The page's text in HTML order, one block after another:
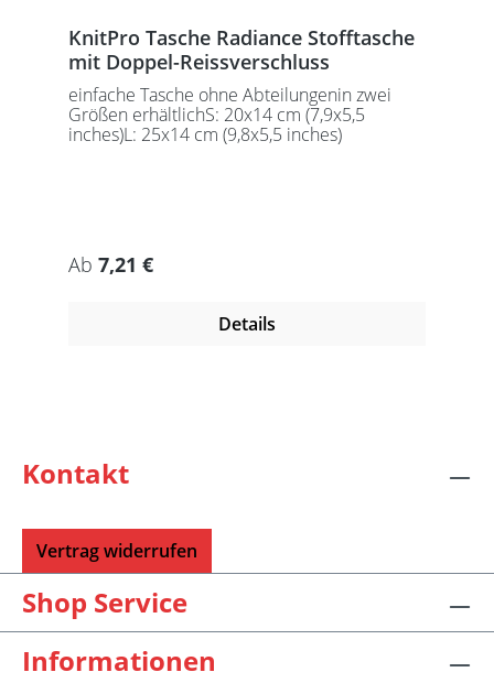
KnitPro Tasche Radiance Stofftasche
mit Doppel-Reissverschluss
einfache Tasche ohne Abteilungenin zwei
Größen erhältlichS: 20x14 cm (7,9x5,5
inches)L: 25x14 cm (9,8x5,5 inches)
Regulärer Preis:
Ab 7,21 €
Details
Kontakt
Vertrag widerrufen
Shop Service
Informationen